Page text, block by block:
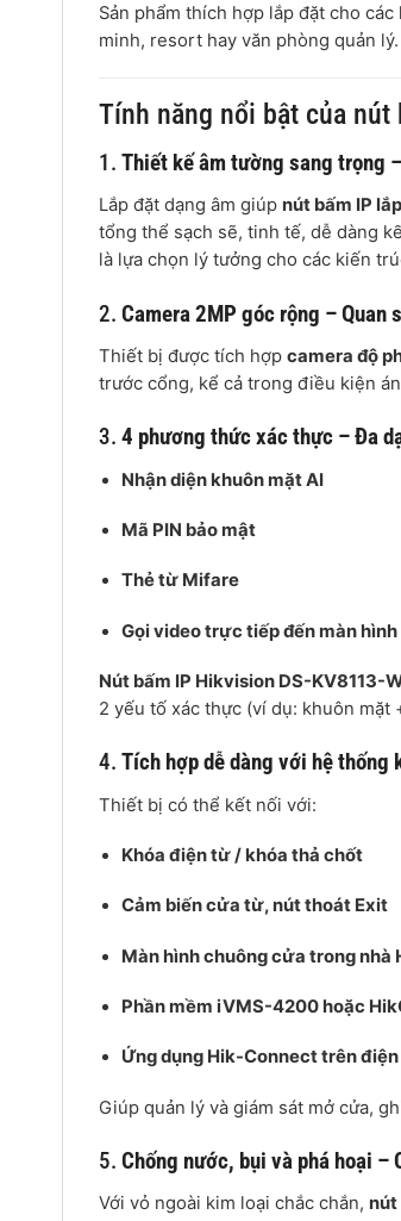
Sản phẩm thích hợp lắp đặt cho
minh, resort hay văn phòng quản lý.
Tính năng nổi bật của nút
1. Thiết kế âm tường sang trọng
Lắp đặt dạng âm giúp nút bấm IP
tổng thể sạch sẽ, tinh tế, dễ dàng
là lựa chọn lý tưởng cho các kiến
2. Camera 2MP góc rộng – Quan
Thiết bị được tích hợp camera độ
trước cổng, kể cả trong điều kiện
3. 4 phương thức xác thực – Đa
Nhận diện khuôn mặt AI
Mã PIN bảo mật
Thẻ từ Mifare
Gọi video trực tiếp đến màn
Nút bấm IP Hikvision DS-KV8113-
2 yếu tố xác thực (ví dụ: khuôn mặt
4. Tích hợp dễ dàng với hệ thống
Thiết bị có thể kết nối với:
Khóa điện từ / khóa thả chốt
Cảm biến cửa từ, nút thoát Exit
Màn hình chuông cửa trong nhà
Phần mềm iVMS-4200 hoặc
Ứng dụng Hik-Connect trên
Giúp quản lý và giám sát mở cửa,
5. Chống nước, bụi và phá hoại –
Với vỏ ngoài kim loại chắc chắn, nút